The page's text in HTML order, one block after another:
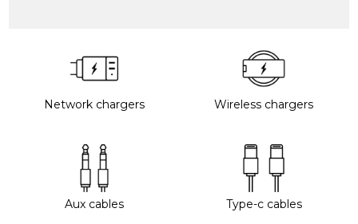
Network chargers Wireless chargers
Aux cables Type-c cables